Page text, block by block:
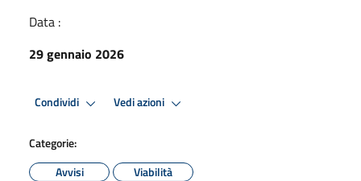
Data :
29 gennaio 2026
Condividi Vedi azioni
Categorie:
Avvisi
Viabilità